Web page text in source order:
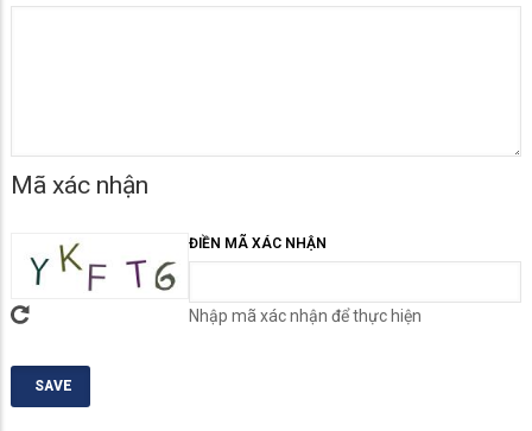
Mã xác nhận
ĐIỀN MÃ XÁC NHẬN
Nhập mã xác nhận để thực hiện